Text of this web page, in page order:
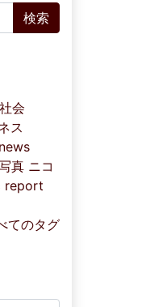
社会
ス
news
真 ニコ
report
てのタグ